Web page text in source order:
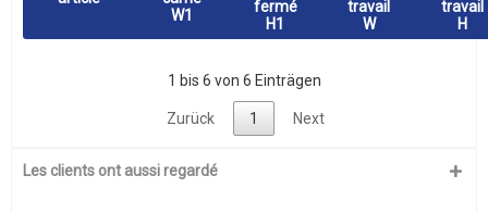
W1
fermé
H1
travail
W
travail
H
1 bis 6 von 6 Einträgen
Zurück 1 Next
Les clients ont aussi regardé